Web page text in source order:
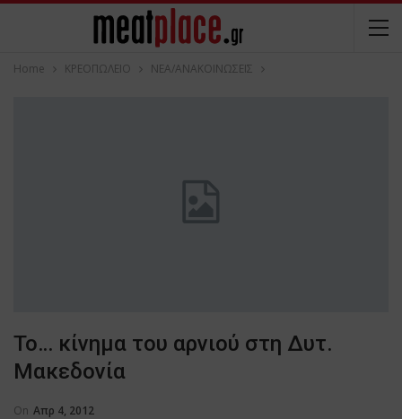
Home ΚΡΕΟΠΩΛΕΙΟ ΝΕΑ/ΑΝΑΚΟΙΝΩΣΕΙΣ
Το… κίνημα του αρνιού στη Δυτ.
Μακεδονία
On Απρ 4, 2012